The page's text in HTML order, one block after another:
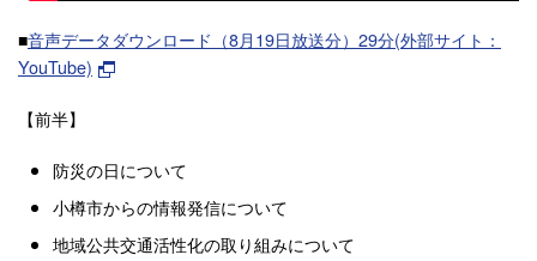
■音声データダウンロード（8月19日放送分）29分(外部サイト：
YouTube)
【前半】
防災の日について
小樽市からの情報発信について
地域公共交通活性化の取り組みについて